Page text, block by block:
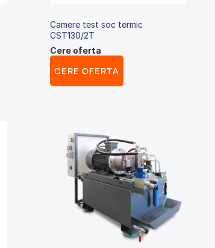
Camere test soc termic
CST130/2T
Cere oferta
CERE OFERTA